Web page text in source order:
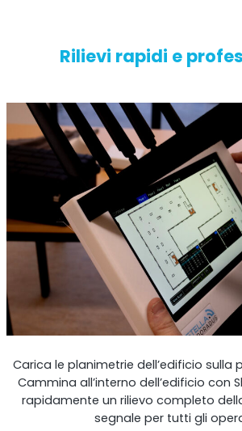
Shark
Analizzatore professionale
Sentinel
Monitor del rumore del
Rilievi rapidi e
Carica le planimetrie dell’edificio sulla
Cammina all’interno dell’edificio con
rapidamente un rilievo completo
segnale per tutti gli